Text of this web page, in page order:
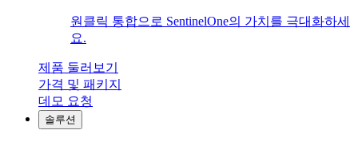
원클릭 통합으로 SentinelOne의 가치를 극대화하세
요.
제품 둘러보기
가격 및 패키지
데모 요청
솔루션